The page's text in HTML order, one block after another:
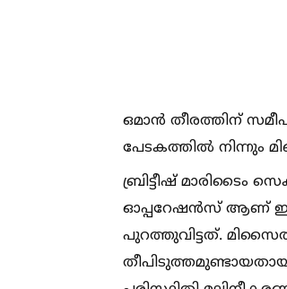
ഒമാൻ തീരത്തിന്
പേടകത്തില്‍ നിന്നും
ബ്രിട്ടീഷ് മാരിടൈം
ഓപ്പറേഷൻസ് ആണ് ഈ
പുറത്തുവിട്ടത്.